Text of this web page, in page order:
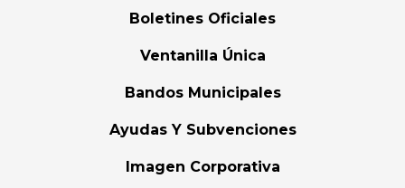
Boletines Oficiales
Ventanilla Única
Bandos Municipales
Ayudas Y Subvenciones
Imagen Corporativa